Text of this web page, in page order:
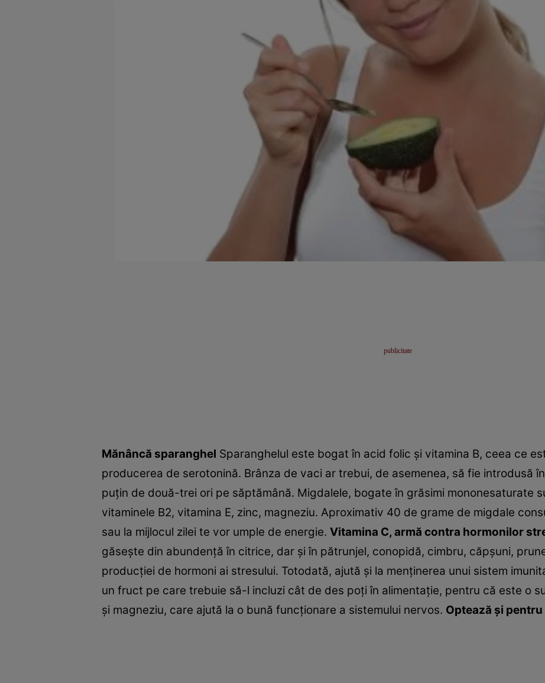
Mănâncă sparanghel Sparanghelul este bogat în acid folic şi vitamina B, ceea ce
producerea de serotonină. Brânza de vaci ar trebui, de asemenea, să fie introdusă
puţin de două-trei ori pe săptămână. Migdalele, bogate în grăsimi mononesaturate
vitaminele B2, vitamina E, zinc, magneziu. Aproximativ 40 de grame de migdale
sau la mijlocul zilei te vor umple de energie. Vitamina C, armă contra hormonilor
găseşte din abundenţă în citrice, dar şi în pătrunjel, conopidă, cimbru, căpşuni,
producţiei de hormoni ai stresului. Totodată, ajută şi la menţinerea unui sistem
un fruct pe care trebuie să-l incluzi cât de des poţi în alimentaţie, pentru că este o
şi magneziu, care ajută la o bună funcţionare a sistemului nervos. Optează şi